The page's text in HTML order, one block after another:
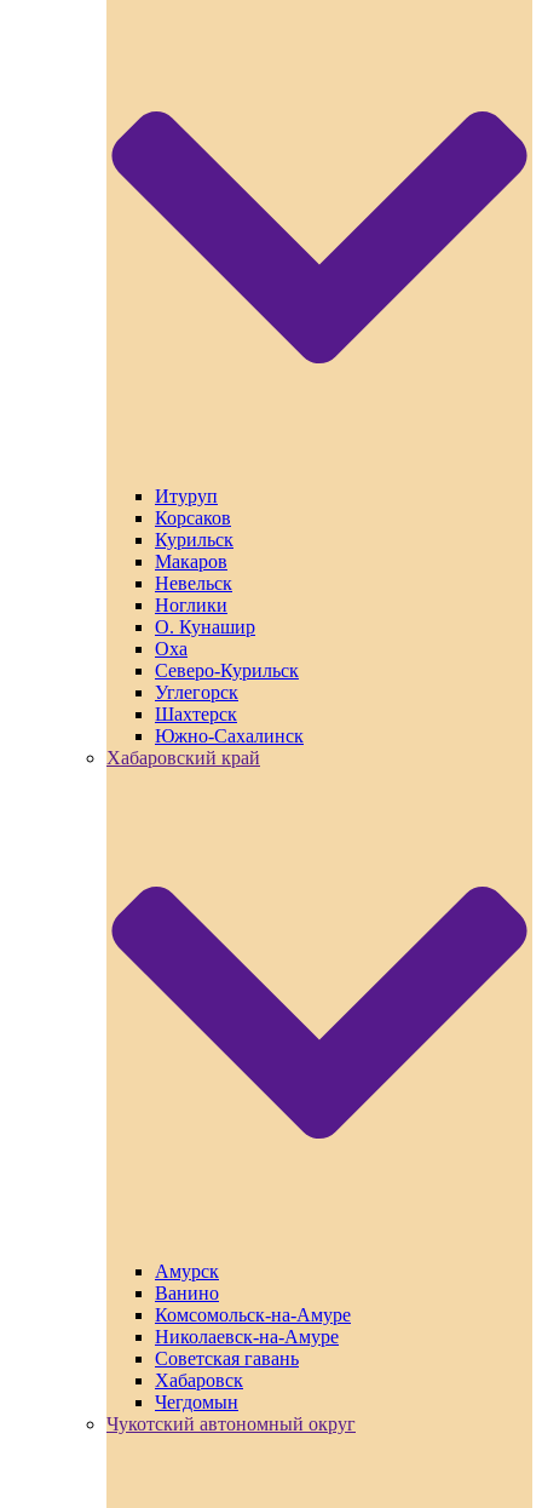
Итуруп
Корсаков
Курильск
Макаров
Невельск
Ноглики
О. Кунашир
Оха
Северо-Курильск
Углегорск
Шахтерск
Южно-Сахалинск
Хабаровский край
Амурск
Ванино
Комсомольск-на-Амуре
Николаевск-на-Амуре
Советская гавань
Хабаровск
Чегдомын
Чукотский автономный округ